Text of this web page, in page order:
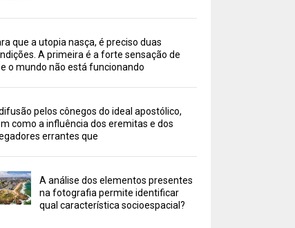
que a utopia nasça, é preciso duas
A primeira é a forte sensação de
o mundo não está funcionando
pelos cônegos do ideal apostólico,
como a influência dos eremitas e dos
errantes que
A análise dos elementos presentes
na fotografia permite identificar
qual característica socioespacial?